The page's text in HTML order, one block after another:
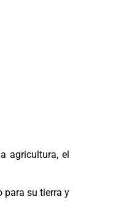
agricultura, el
para su tierra y